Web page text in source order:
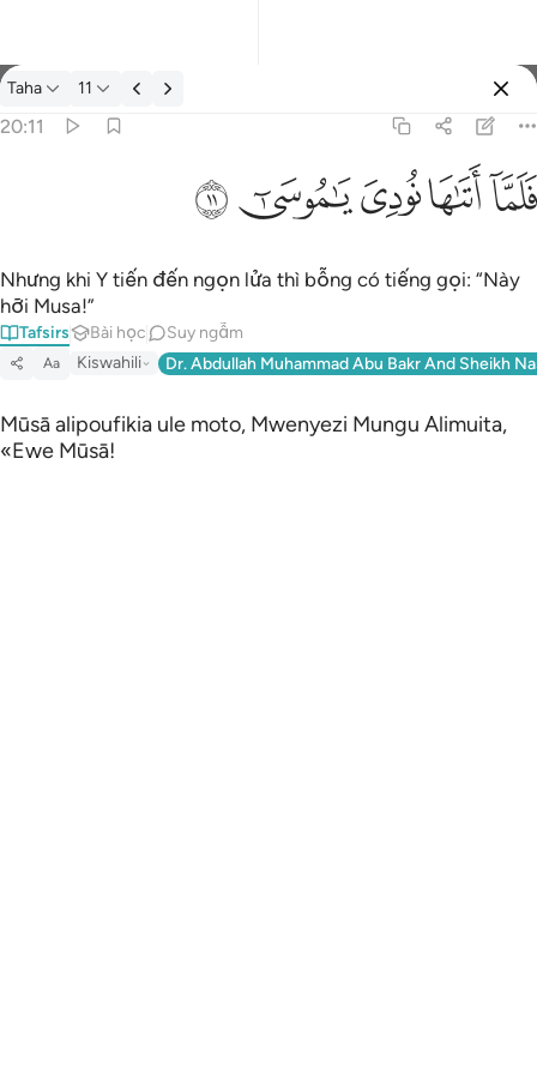
Tafsir: Taha 20:11
Taha 11
20:11
فَلَمَّآ أَتَىٰهَا نُودِىَ يَـٰمُوسَىٰٓ ١١
ﲵﲶﲷﲸﲹ
Nhưng khi Y tiến đến ngọn lửa thì bỗng có tiếng gọi: “Này
hỡi Musa!”
Tafsirs Bài học Suy ngẫm
Aa Kiswahili Dr. Abdullah Muhammad Abu Bakr And Sheikh
Mūsā alipoufikia ule moto, Mwenyezi Mungu Alimuita,
«Ewe Mūsā!